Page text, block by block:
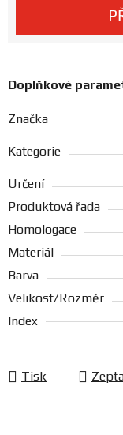
Doplňkové
Značka
Kategorie
Určení
Produktová řada
Homologace
Materiál
Barva
Velikost/Rozměr
Index
Tisk